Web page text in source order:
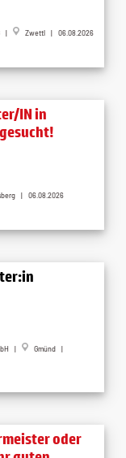
| Zwettl | 06.08.2026
IN in
| 06.08.2026
|
Gmünd |
oder